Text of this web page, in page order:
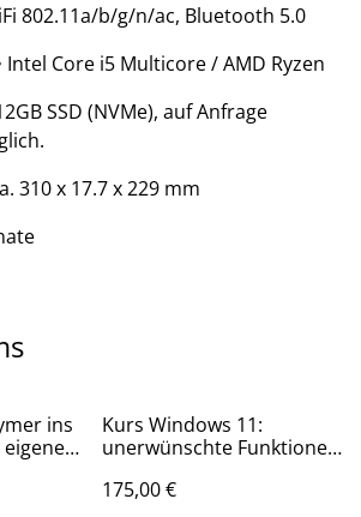
802.11a/b/g/n/ac, Bluetooth 5.0
Intel Core i5 Multicore / AMD Ryzen
SSD (NVMe), auf Anfrage
310 x 17.7 x 229 mm
ins
Kurs Windows 11:
unerwünschte Funktionen
Konto statt Online-Konto
175,00 €